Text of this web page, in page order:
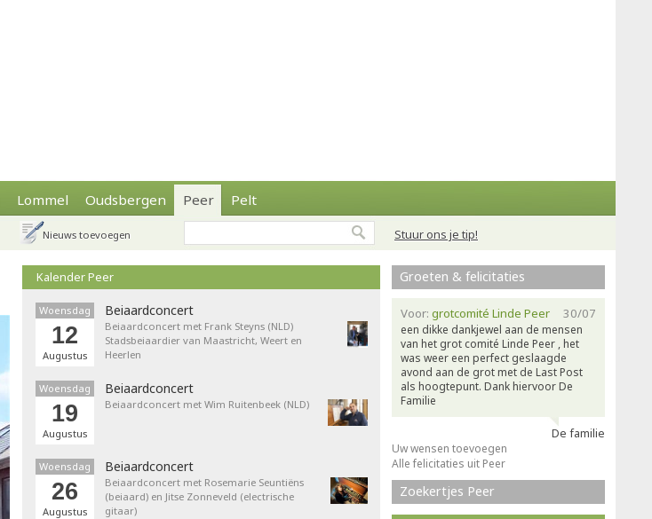
Lommel Oudsbergen Peer Pelt
Stuur ons je tip!
Nieuws toevoegen
Kalender Peer
Woensdag
12
Augustus
Beiaardconcert
Beiaardconcert met Frank Steyns (NLD)
Stadsbeiaardier van Maastricht, Weert en
Heerlen
Woensdag
19
Augustus
Beiaardconcert
Beiaardconcert met Wim Ruitenbeek (NLD)
Woensdag
26
Augustus
Beiaardconcert
Beiaardconcert met Rosemarie Seuntiëns
(beiaard) en Jitse Zonneveld (electrische
gitaar)
Groeten & felicitaties
30/07
Voor: grotcomité Linde Peer
een dikke dankjewel aan de mensen
van het grot comité Linde Peer , het
was weer een perfect geslaagde
avond aan de grot met de Last Post
als hoogtepunt. Dank hiervoor De
Familie
De familie
Uw wensen toevoegen
Alle felicitaties uit Peer
Zoekertjes Peer